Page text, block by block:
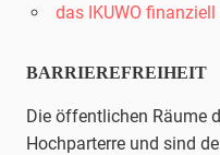
das IKUWO
BARRIEREFREIHEIT
Die öffentlichen Räume
Hochparterre und sind